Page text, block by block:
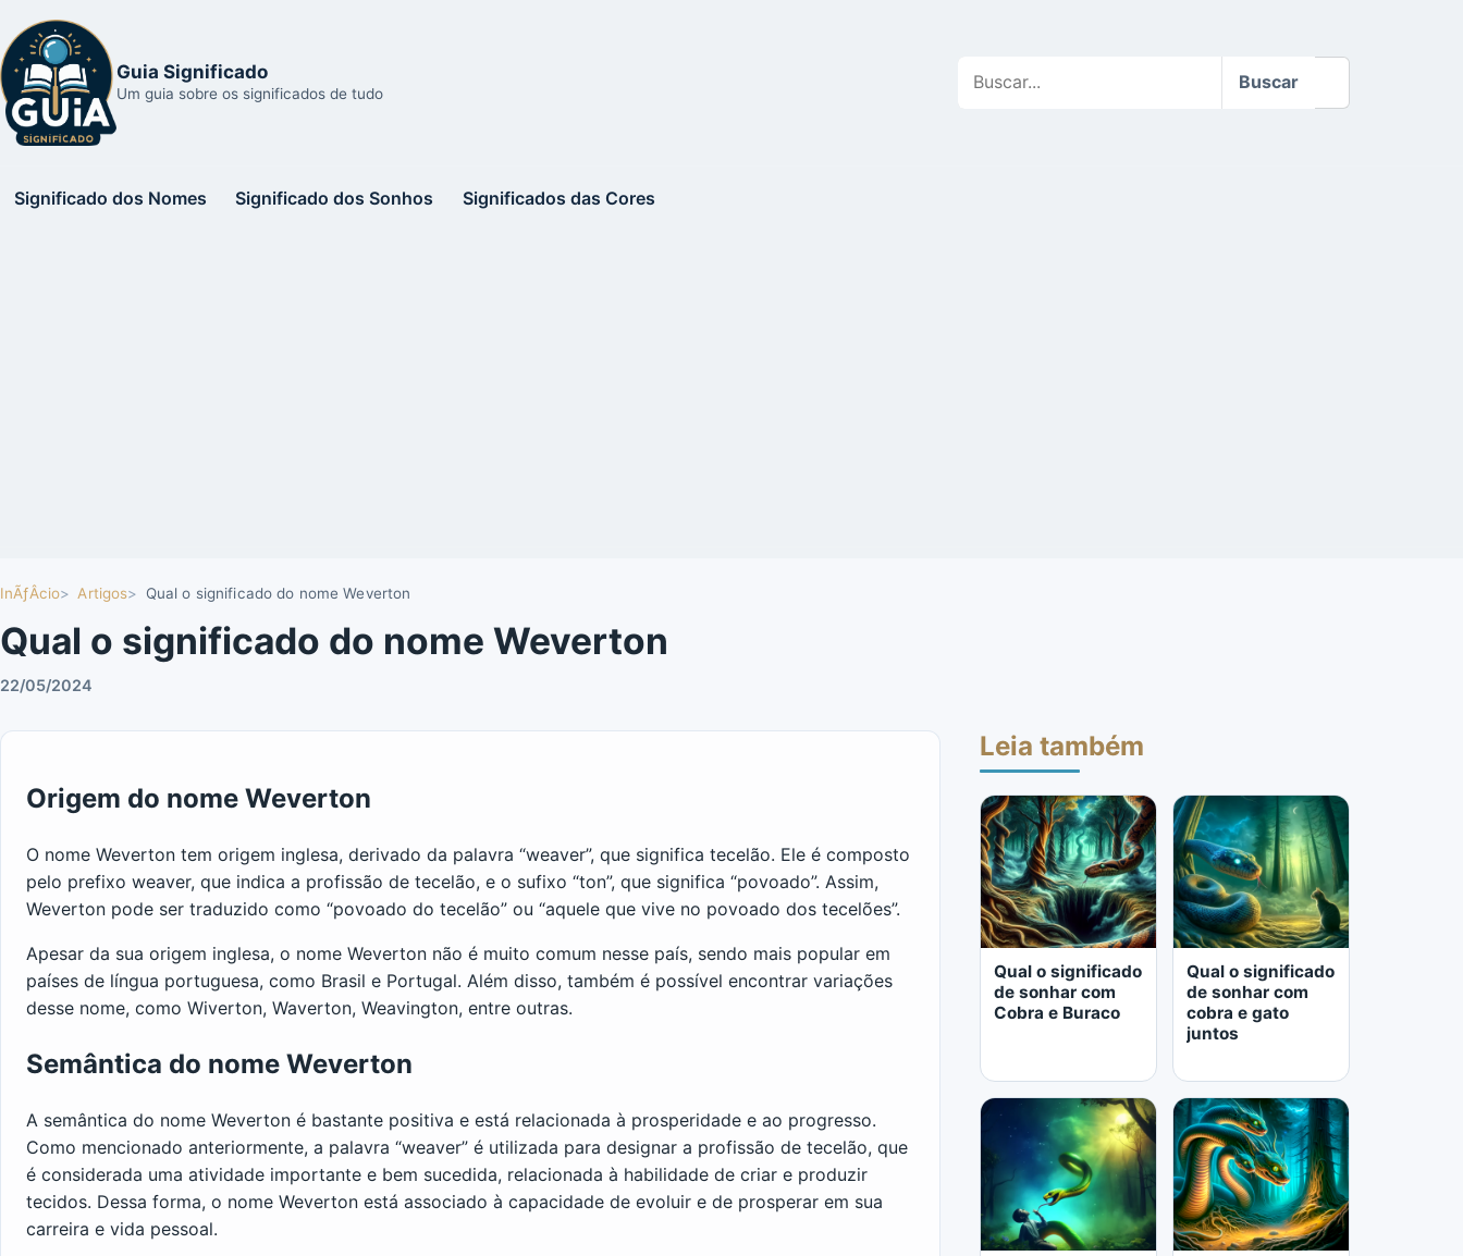
Guia Significado
Um guia sobre os significados de tudo
no
Buscar
Significado dos Nomes Significado dos Sonhos Significados das Cores
InÃƒÂ­cio Artigos Qual o significado do nome Weverton
Qual o significado do nome Weverton
22/05/2024
Origem do nome Weverton
O nome Weverton tem origem inglesa, derivado da palavra “weaver”, que significa tecelão. Ele é composto
pelo prefixo weaver, que indica a profissão de tecelão, e o sufixo “ton”, que significa “povoado”. Assim,
Weverton pode ser traduzido como “povoado do tecelão” ou “aquele que vive no povoado dos tecelões”.
Apesar da sua origem inglesa, o nome Weverton não é muito comum nesse país, sendo mais popular em
países de língua portuguesa, como Brasil e Portugal. Além disso, também é possível encontrar variações
desse nome, como Wiverton, Waverton, Weavington, entre outras.
Semântica do nome Weverton
A semântica do nome Weverton é bastante positiva e está relacionada à prosperidade e ao progresso.
Como mencionado anteriormente, a palavra “weaver” é utilizada para designar a profissão de tecelão, que
é considerada uma atividade importante e bem sucedida, relacionada à habilidade de criar e produzir
tecidos. Dessa forma, o nome Weverton está associado à capacidade de evoluir e de prosperar em sua
carreira e vida pessoal.
Leia também
Qual o significado
de sonhar com
Cobra e Buraco
LER MAIS
Qual o significado
de sonhar com
cobra e gato
juntos
LER MAIS